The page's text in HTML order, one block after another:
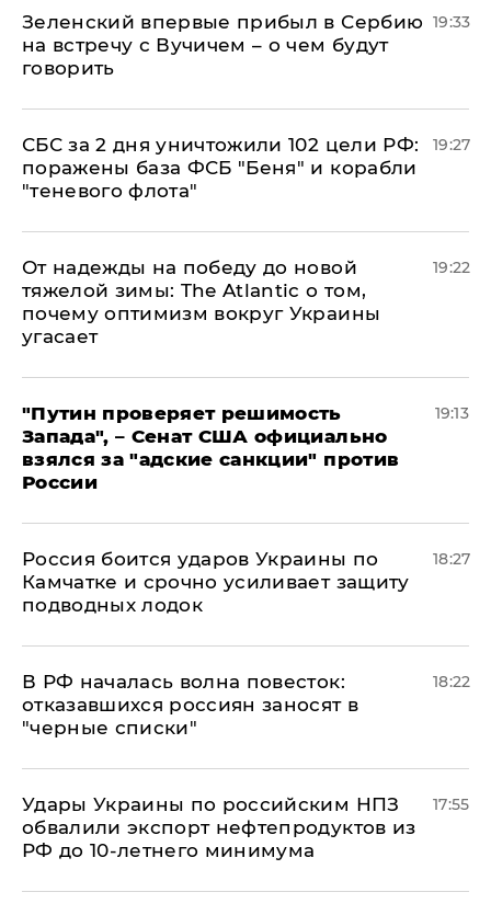
Зеленский впервые прибыл в Сербию
на встречу с Вучичем – о чем будут
говорить
19:33
СБС за 2 дня уничтожили 102 цели РФ:
поражены база ФСБ "Беня" и корабли
"теневого флота"
19:27
От надежды на победу до новой
тяжелой зимы: The Atlantic о том,
почему оптимизм вокруг Украины
угасает
19:22
"Путин проверяет решимость
Запада", – Сенат США официально
взялся за "адские санкции" против
России
19:13
Россия боится ударов Украины по
Камчатке и срочно усиливает защиту
подводных лодок
18:27
​В РФ началась волна повесток:
отказавшихся россиян заносят в
"черные списки"
18:22
Удары Украины по российским НПЗ
обвалили экспорт нефтепродуктов из
РФ до 10-летнего минимума
17:55